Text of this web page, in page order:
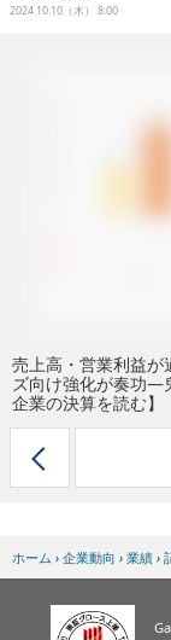
2024.10.10（木） 8:00
売上高・営業利益が
ズ向け強化が奏功―
企業の決算を読む】
ホーム › 企業動向 › 業績 ›